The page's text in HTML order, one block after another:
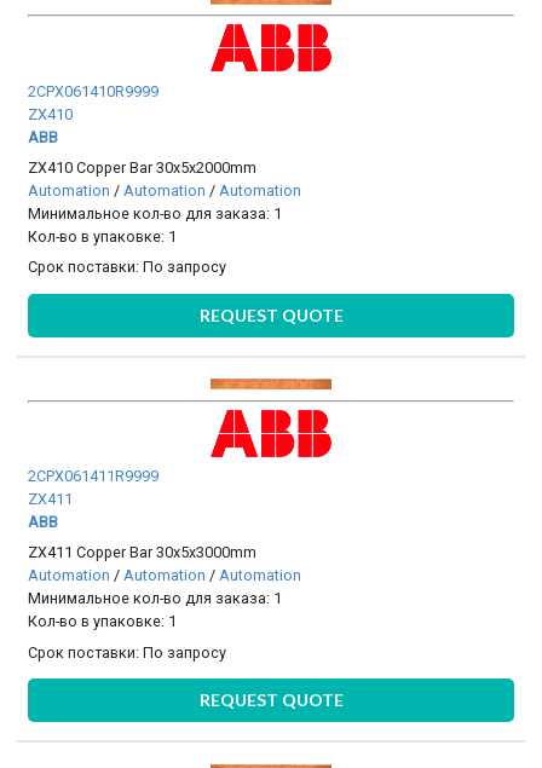
2CPX061410R9999
ZX410
ABB
ZX410 Copper Bar 30x5x2000mm
Automation /Automation /Automation
Минимальное кол-во для заказа: 1
Кол-во в упаковке: 1
Срок поставки:По запросу
REQUEST QUOTE
2CPX061411R9999
ZX411
ABB
ZX411 Copper Bar 30x5x3000mm
Automation /Automation /Automation
Минимальное кол-во для заказа: 1
Кол-во в упаковке: 1
Срок поставки:По запросу
REQUEST QUOTE